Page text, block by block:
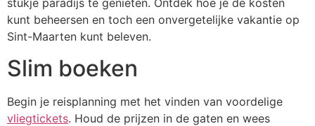
stukje paradijs te genieten. Ontdek hoe je de kosten
kunt beheersen en toch een onvergetelijke vakantie op
Sint-Maarten kunt beleven.
Slim boeken
Begin je reisplanning met het vinden van voordelige
vliegtickets. Houd de prijzen in de gaten en wees